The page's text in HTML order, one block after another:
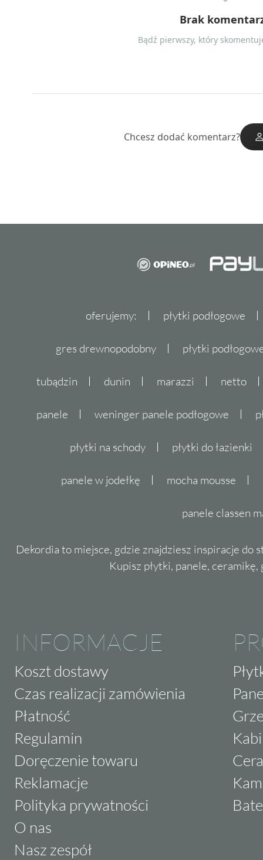
Brak
Bądź pierwszy, który
Chcesz dodać komentarz?
oferujemy: płytki podłogowe
gres drewnopodobny płytki
tubądzin dunin marazzi netto
panele weninger panele podłogowe
płytki na schody płytki do łazienki
panele w jodełkę mocha mousse
panele classen
Dekordia to miejsce, gdzie znajdziesz inspiracje do
Kupisz płytki, panele,
INFORMACJE
Koszt dostawy
Czas realizacji zamówienia
Płatność
Regulamin
Doręczenie towaru
Reklamacje
Polityka prywatności
O nas
Nasz zespół